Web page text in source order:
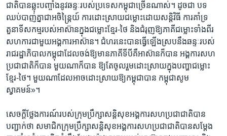
ជាតិ​បាន​ឆ្លុះ​បញ្ចាំង​នូវ​ឆន្ទៈ​របស់​ប្រទេស​កម្ពុជា​ច្រើន​ណាស់។ ​ដូច​ជា​ ​បទ​
ឈប់បាញ់​គ្នា​ជា​អចិន្ត្រៃយ៍​ ​ការ​ដោះស្រាយ​ជម្លោះ​ដោយ​សន្តិវិធី​ ​ការ​គាំទ្រ​
តួនាទី​សកម្ម​របស់​អាស៊ាន​ក្នុង​ជម្លោះ​ខ្មែរ-ថៃ​ ​និង​ជំរុញ​ឱ្យ​ភាគី​ជម្លោះ​ទាំង​ពីរ​
សហការ​ជាមួយ​អង្គការ​អាស៊ាន។​ ជំហរ​នេះ​បាន​ធ្វើ​ឡើង​ស្របនឹង​ឆន្ទៈ​របស់​
រាជ​រដ្ឋាភិបាល​កម្ពុជា​ដែល​ចង់​ឱ្យ​មាន​ភាគី​ទីបី​គឺ​អាស៊ាន​ក៏​បាន​ អង្គការ​សហ​
ប្រជាជាតិ​ក៏បាន​ ​មួយណា​ក៏​បាន​ ​ឱ្យ​តែ​ចូល​រួម​ដោះស្រាយ​ក្នុង​បញ្ហា​ជម្លោះ​
ខ្មែរ-ថៃ។ ​មួយ​ណា​ដែល​អាច​ដោះស្រាយ​ឱ្យ​កម្ពុជា​បាន​ ​កម្ពុជា​សូម
ស្វាគមន៍»។
សេចក្តី​ថ្លែង​ការណ៍​របស់​ក្រុម​ប្រឹក្សា​សន្តិសុខ​អង្គការ​សហ​ប្រជាជាតិ​បាន​
បញ្ជាក់​ថា​ ​សមាជិក​ក្រុម​ប្រឹក្សា​សន្តិសុខ​អង្គការ​សហ​ប្រជាជាតិ​បាន​សម្តែង​